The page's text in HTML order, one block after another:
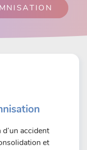
accident
et